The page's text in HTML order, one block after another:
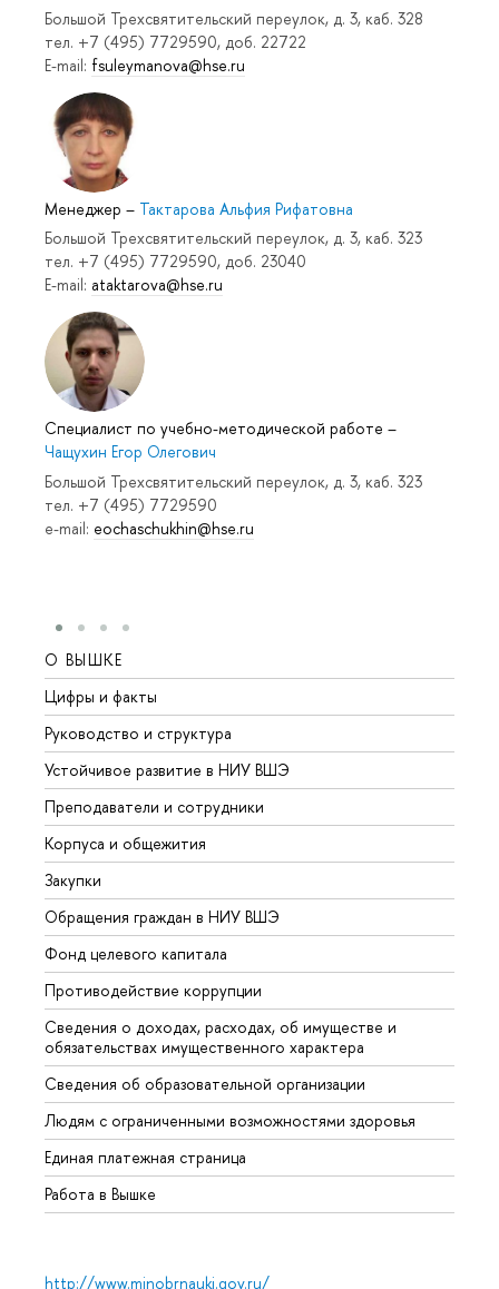
Большой Трехсвятительский переулок, д. 3, каб. 328
тел. +7 (495) 7729590, доб. 22722
E-mail: fsuleymanova@hse.ru
Менеджер – Тактарова Альфия Рифатовна
Большой Трехсвятительский переулок, д. 3, каб. 323
тел. +7 (495) 7729590, доб. 23040
E-mail: ataktarova@hse.ru
Специалист по учебно-методической работе –
Чащухин Егор Олегович
Большой Трехсвятительский переулок, д. 3, каб. 323
тел. +7 (495) 7729590
e-mail: eochaschukhin@hse.ru
О ВЫШКЕ
Цифры и факты
Руководство и структура
Устойчивое развитие в НИУ ВШЭ
Преподаватели и сотрудники
Корпуса и общежития
Закупки
Обращения граждан в НИУ ВШЭ
Фонд целевого капитала
Противодействие коррупции
Сведения о доходах, расходах, об имуществе и
обязательствах имущественного характера
Сведения об образовательной организации
Людям с ограниченными возможностями здоровья
Единая платежная страница
Работа в Вышке
http://www.minobrnauki.gov.ru/